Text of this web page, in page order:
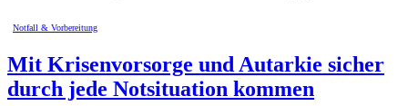
Notfall & Vorbereitung
Mit Krisenvorsorge und Autarkie sicher
durch jede Notsituation kommen